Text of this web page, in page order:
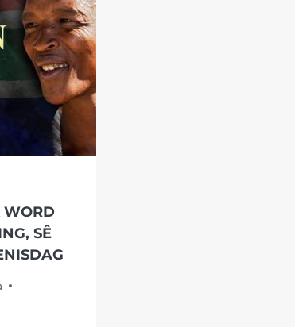
WORD
SÊ